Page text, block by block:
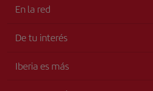
En la red
De tu interés
Accesibilidad
Iberia es más